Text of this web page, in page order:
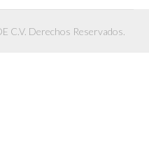
C.V. Derechos Reservados.